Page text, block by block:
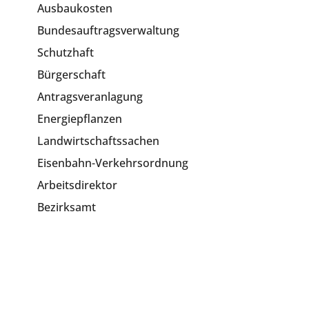
Ausbaukosten
Bundesauftragsverwaltung
Schutzhaft
Bürgerschaft
Antragsveranlagung
Energiepflanzen
Landwirtschaftssachen
Eisenbahn-Verkehrsordnung
Arbeitsdirektor
Bezirksamt